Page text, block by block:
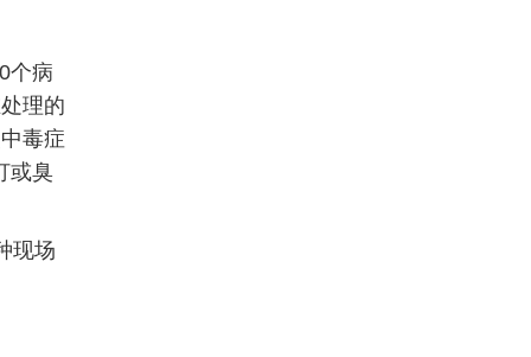
个病
理的
毒症
或臭
现场